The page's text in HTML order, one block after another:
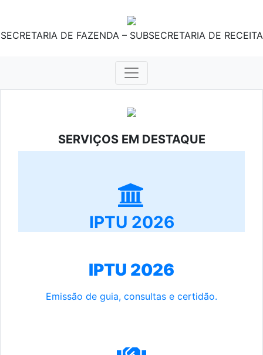
SECRETARIA DE FAZENDA – SUBSECRETARIA DE RECEITA
SERVIÇOS EM DESTAQUE
IPTU 2026
IPTU 2026
Emissão de guia, consultas e certidão.